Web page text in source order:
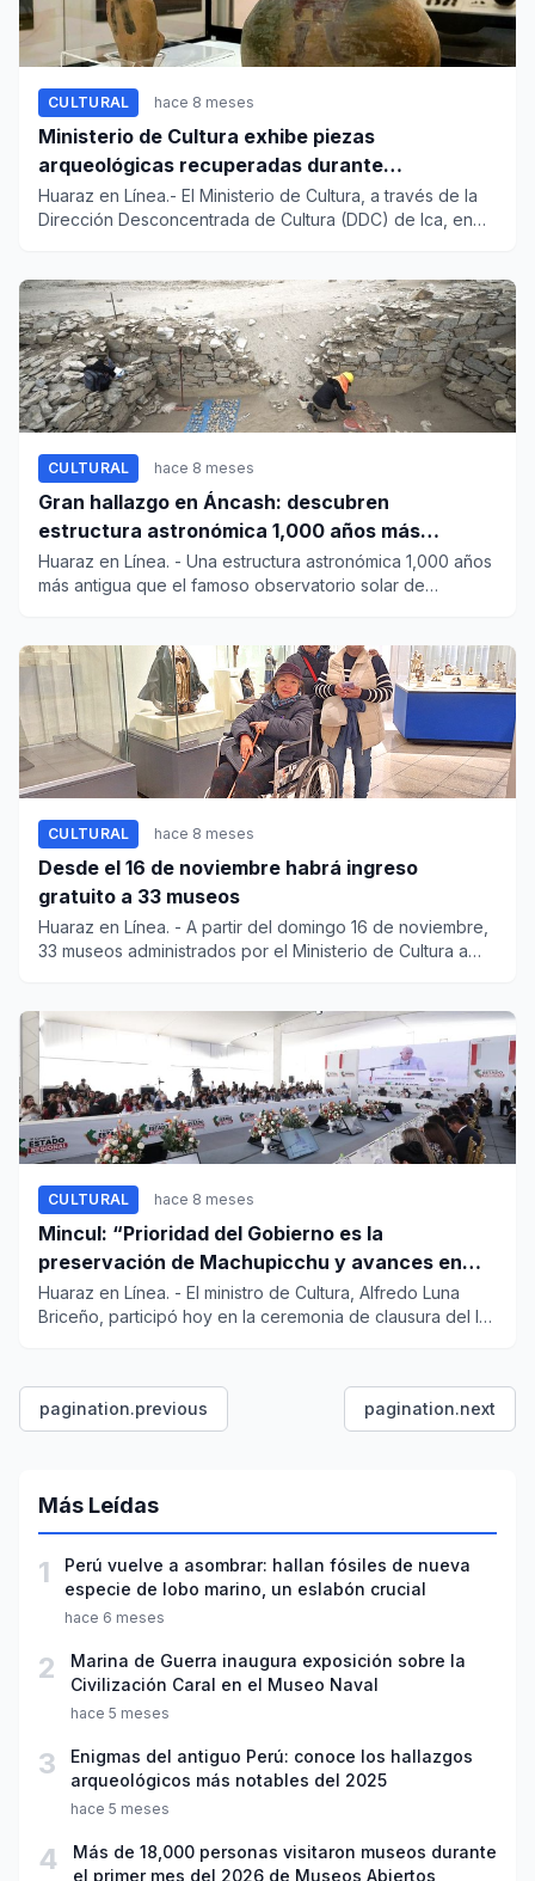
CULTURAL hace 8 meses
Ministerio de Cultura exhibe piezas
arqueológicas recuperadas durante
construcción de gasoducto en Ica
Huaraz en Línea.- El Ministerio de Cultura, a través de la
Dirección Desconcentrada de Cultura (DDC) de Ica, en
CULTURAL hace 8 meses
Gran hallazgo en Áncash: descubren
estructura astronómica 1,000 años más
antigua que Chankillo
Huaraz en Línea. - Una estructura astronómica 1,000 años
más antigua que el famoso observatorio solar de
CULTURAL hace 8 meses
Desde el 16 de noviembre habrá ingreso
gratuito a 33 museos
Huaraz en Línea. - A partir del domingo 16 de noviembre,
33 museos administrados por el Ministerio de Cultura a
CULTURAL hace 8 meses
Mincul: “Prioridad del Gobierno es la
preservación de Machupicchu y avances en
políticas culturales”
Huaraz en Línea. - El ministro de Cultura, Alfredo Luna
Briceño, participó hoy en la ceremonia de clausura del IX
pagination.previous pagination.next
Más Leídas
1
Perú vuelve a asombrar: hallan fósiles de nueva
especie de lobo marino, un eslabón crucial
hace 6 meses
2
Marina de Guerra inaugura exposición sobre la
Civilización Caral en el Museo Naval
hace 5 meses
3
Enigmas del antiguo Perú: conoce los hallazgos
arqueológicos más notables del 2025
hace 5 meses
4
Más de 18,000 personas visitaron museos durante
el primer mes del 2026 de Museos Abiertos